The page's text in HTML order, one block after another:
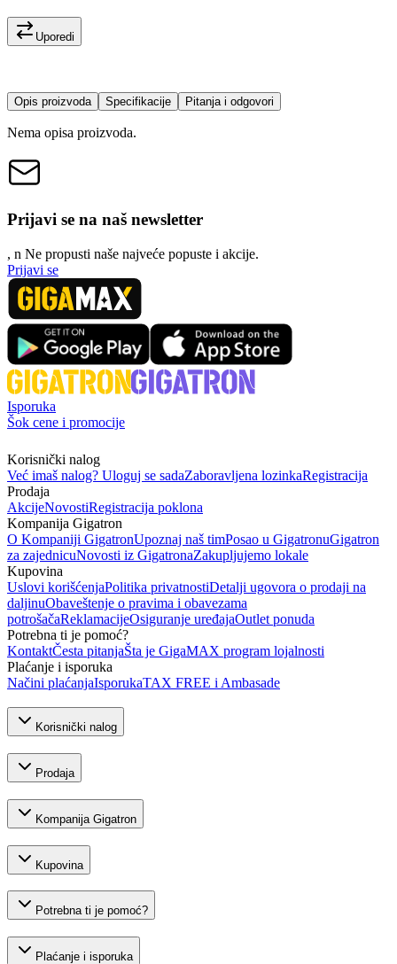
Uporedi
Opis proizvoda Specifikacije Pitanja i odgovori
Nema opisa proizvoda.
Prijavi se na naš newsletter
, n Ne propusti naše najveće popuste i akcije.
Prijavi se
Isporuka
Šok cene i promocije
Korisnički nalog
Već imaš nalog? Uloguj se sadaZaboravljena lozinkaRegistracija
Prodaja
AkcijeNovostiRegistracija poklona
Kompanija Gigatron
O Kompaniji GigatronUpoznaj naš timPosao u GigatronuGigatron
za zajednicuNovosti iz GigatronaZakupljujemo lokale
Kupovina
Uslovi korišćenjaPolitika privatnostiDetalji ugovora o prodaji na
daljinuObaveštenje o pravima i obavezama
potrošačaReklamacijeOsiguranje uređajaOutlet ponuda
Potrebna ti je pomoć?
KontaktČesta pitanjaŠta je GigaMAX program lojalnosti
Plaćanje i isporuka
Načini plaćanjaIsporukaTAX FREE i Ambasade
Korisnički nalog
Prodaja
Kompanija Gigatron
Kupovina
Potrebna ti je pomoć?
Plaćanje i isporuka